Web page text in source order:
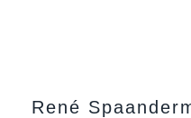
René